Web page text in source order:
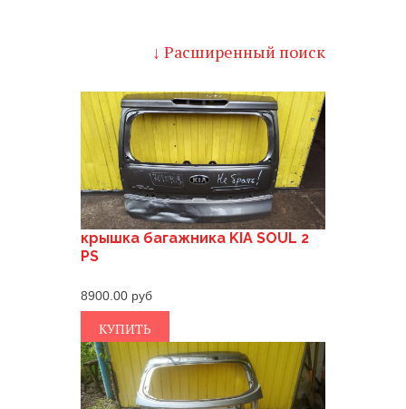
↓ Расширенный поиск
крышка багажника KIA SOUL 2
PS
8900.00
КУПИТЬ